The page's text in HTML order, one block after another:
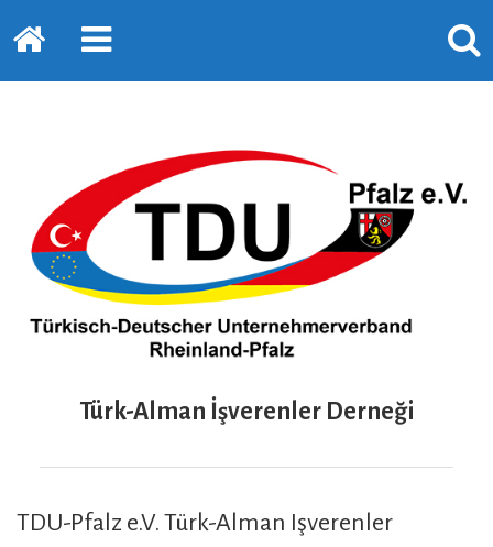
Startseite
PRIMÄRE
ERWEITERN
Türk-Alman İşverenler Derneği
TDU-Pfalz e.V. Türk-Alman Işverenler